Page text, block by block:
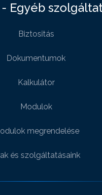
- Egyéb
Biztositás
Dokumentumok
Kalkulátor
Modulok
megrendelése
és szolgáltatásaink